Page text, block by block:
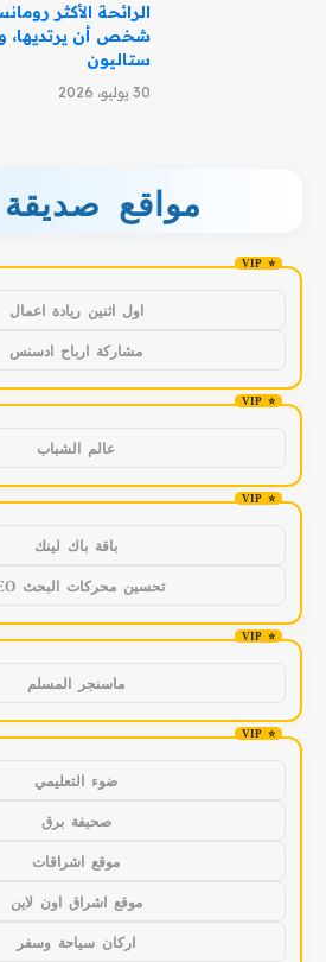
الرائحة الأكثر
شخص أن يرتديها،
ستاليون
30 يوليو، 2026
مواقع صديقة
اول اثنين ريادة اعمال
مشاركة ارباح ادسنس
عالم الشباب
باقة باك لينك
تحسين محركات البحث SEO
ماسنجر المسلم
ضوء التعليمي
صحيفة برق
موقع اشراقات
موقع اشراق اون لاين
اركان سياحة وسفر